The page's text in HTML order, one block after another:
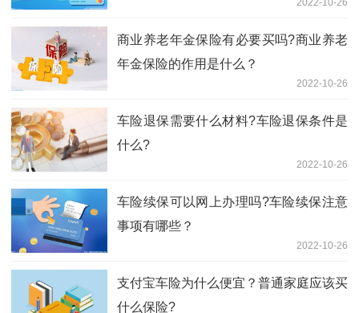
商业养老年金保险有必要买吗?商业养老
年金保险的作用是什么？
2022-10-26
车险退保需要什么材料?车险退保条件是
什么?
2022-10-26
车险续保可以网上办理吗?车险续保注意
事项有哪些？
2022-10-26
支付宝车险为什么便宜？普通家庭应该买
什么保险?